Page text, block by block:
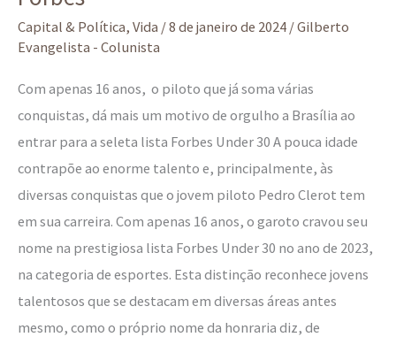
Capital & Política, Vida /8 de janeiro de 2024 /Gilberto
Evangelista - Colunista
Com apenas 16 anos, o piloto que já soma várias
conquistas, dá mais um motivo de orgulho a Brasília ao
entrar para a seleta lista Forbes Under 30 A pouca idade
contrapõe ao enorme talento e, principalmente, às
diversas conquistas que o jovem piloto Pedro Clerot tem
em sua carreira. Com apenas 16 anos, o garoto cravou seu
nome na prestigiosa lista Forbes Under 30 no ano de 2023,
na categoria de esportes. Esta distinção reconhece jovens
talentosos que se destacam em diversas áreas antes
mesmo, como o próprio nome da honraria diz, de